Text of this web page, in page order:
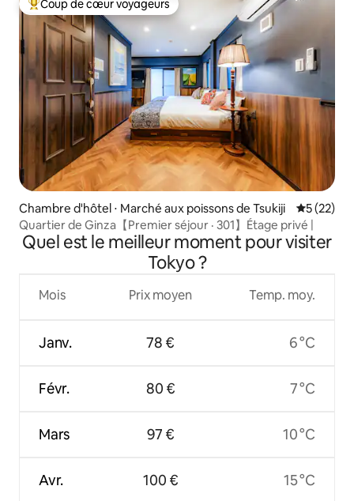
Coups de cœur voyageurs les plus appréciés
Coup de cœur voyageurs
Chambre d'hôtel ⋅ Marché aux poissons de Tsukiji
5 (22)
Quartier de Ginza【Premier séjour · 301】Étage privé |
Quel est le meilleur moment pour visiter
Tokyo ?
Mois
Janv.
Févr.
Mars
Avr.
Prix moyen
78 €
80 €
97 €
100 €
Temp. moy.
6 °C
7 °C
10 °C
15 °C